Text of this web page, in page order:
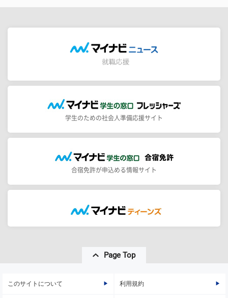
学生のための社会人準備応援サイト
合宿免許が申込める情報サイト
Page Top
このサイトについて 利用規約